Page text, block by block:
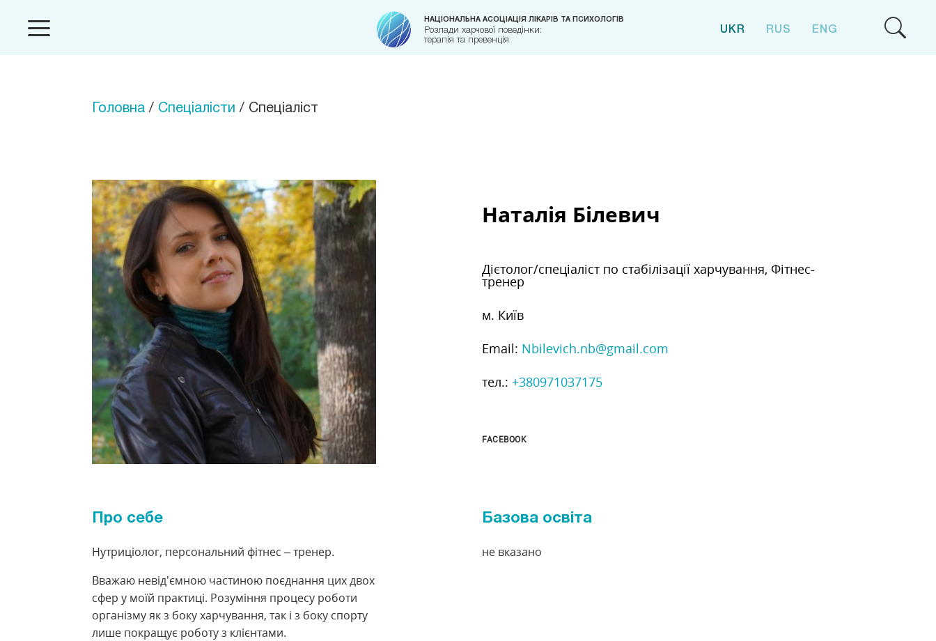
НАЦІОНАЛЬНА АСОЦІАЦІЯ ЛІКАРІВ ТА ПСИХОЛОГІВ
Розлади харчової поведінки:
терапія та превенція
UKR RUS ENG
Головна / Спеціалісти / Спеціаліст
Наталія Білевич
Дієтолог/спеціаліст по стабілізації харчування, Фітнес-
тренер
м. Київ
Email: Nbilevich.nb@gmail.com
тел.: +380971037175
FACEBOOK
Про себе
Нутриціолог, персональний фітнес – тренер.
Вважаю невід’ємною частиною поєднання цих двох
сфер у моїй практиці. Розуміння процесу роботи
організму як з боку харчування, так і з боку спорту
лише покращує роботу з клієнтами.
Базова освіта
не вказано